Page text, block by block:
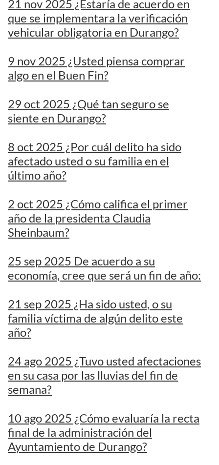
21 nov 2025 ¿Estaría de acuerdo en
que se implementara la verificación
vehicular obligatoria en Durango?
9 nov 2025 ¿Usted piensa comprar
algo en el Buen Fin?
29 oct 2025 ¿Qué tan seguro se
siente en Durango?
8 oct 2025 ¿Por cuál delito ha sido
afectado usted o su familia en el
último año?
2 oct 2025 ¿Cómo califica el primer
año de la presidenta Claudia
Sheinbaum?
25 sep 2025 De acuerdo a su
economía, cree que será un fin de año:
21 sep 2025 ¿Ha sido usted, o su
familia víctima de algún delito este
año?
24 ago 2025 ¿Tuvo usted afectaciones
en su casa por las lluvias del fin de
semana?
10 ago 2025 ¿Cómo evaluaría la recta
final de la administración del
Ayuntamiento de Durango?